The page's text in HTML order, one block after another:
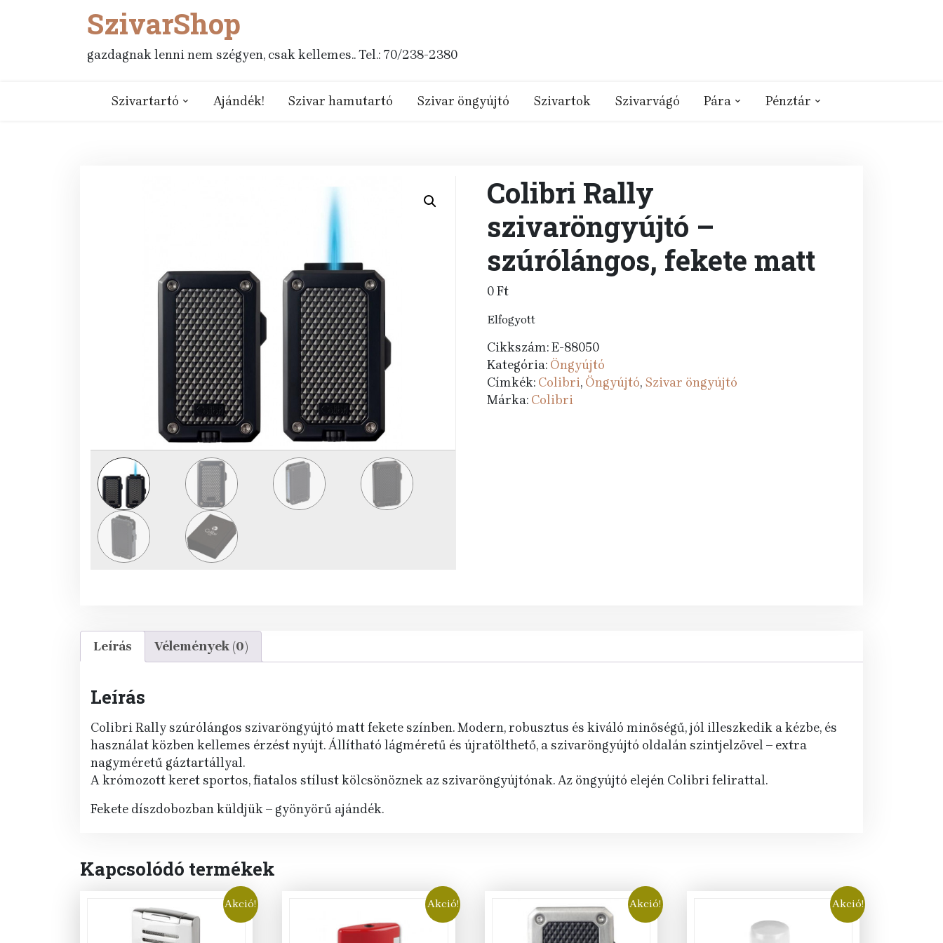
SzivarShop
gazdagnak lenni nem szégyen, csak kellemes.. Tel.: 70/238-2380
Szivartartó Ajándék! Szivar hamutartó Szivar öngyújtó Szivartok Szivarvágó Pára Pénztár
Colibri Rally
szivaröngyújtó –
szúrólángos, fekete matt
0Ft
Elfogyott
Cikkszám:E-88050
Kategória: Öngyújtó
Címkék: Colibri, Öngyújtó, Szivar öngyújtó
Márka: Colibri
Leírás Vélemények (0)
Leírás
Colibri Rally szúrólángos szivaröngyújtó matt fekete színben. Modern, robusztus és kiváló minőségű, jól illeszkedik a kézbe, és
használat közben kellemes érzést nyújt. Állítható lágméretű és újratölthető, a szivaröngyújtó oldalán szintjelzővel – extra
nagyméretű gáztartállyal.
A krómozott keret sportos, fiatalos stílust kölcsönöznek az szivaröngyújtónak. Az öngyújtó elején Colibri felirattal.
Fekete díszdobozban küldjük – gyönyörű ajándék.
Kapcsolódó termékek
Akció! Akció! Akció! Akció!